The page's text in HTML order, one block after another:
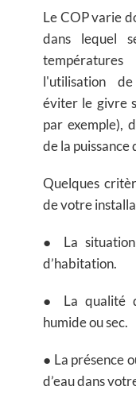
Le COP varie
dans lequel
l'utilisation
éviter le givre
par exemple),
de la puissance
Quelques
de votre
● La
d’habitation.
● La qualité
humide ou sec.
● La présence
d’eau dans